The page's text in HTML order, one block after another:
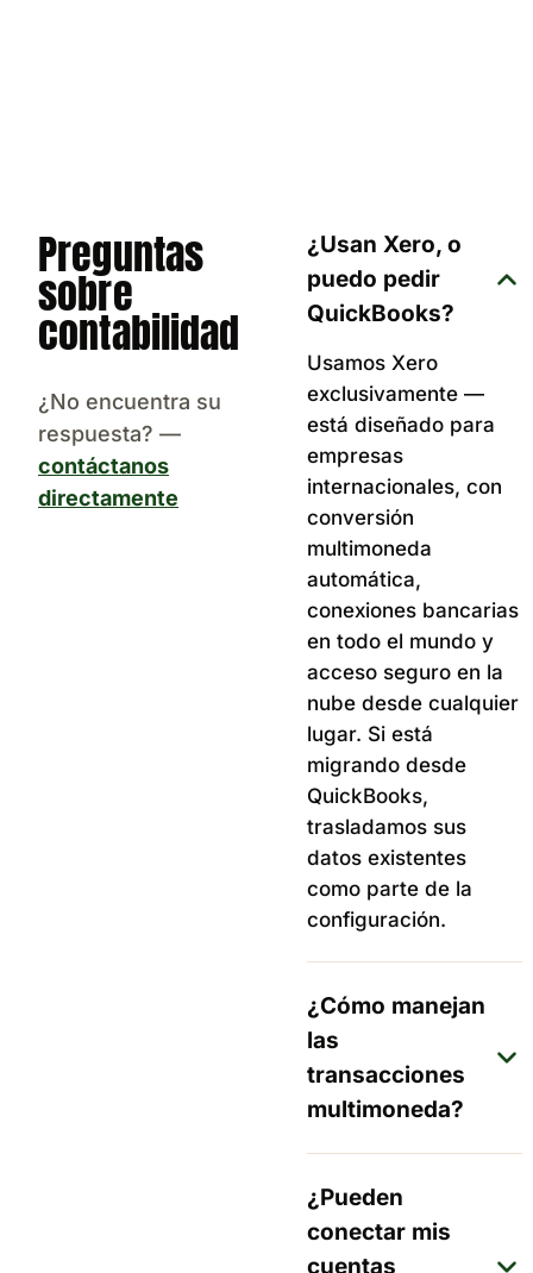
Preguntas
sobre
contabilidad
¿No encuentra su
respuesta? —
contáctanos
directamente
¿Usan Xero, o
puedo pedir
QuickBooks?
Usamos Xero
exclusivamente —
está diseñado para
empresas
internacionales, con
conversión
multimoneda
automática,
conexiones bancarias
en todo el mundo y
acceso seguro en la
nube desde cualquier
lugar. Si está
migrando desde
QuickBooks,
trasladamos sus
datos existentes
como parte de la
configuración.
¿Cómo manejan
las
transacciones
multimoneda?
¿Pueden
conectar mis
cuentas